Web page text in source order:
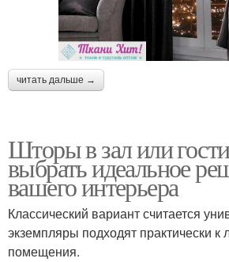
читать дальше →
Шторы в зал или
выбрать идеальное
вашего интерьера
Классический вариант считается
экземпляры подходят практически
помещения.